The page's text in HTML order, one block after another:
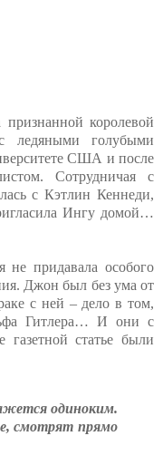
королевой
ледяными голубыми
США и после
Сотрудничая с
с Кэтлин Кеннеди,
Ингу домой…
придавала особого
Джон был без ума от
с ней – дело в том,
Гитлера… И они с
статье были
одиноким.
смотрят прямо